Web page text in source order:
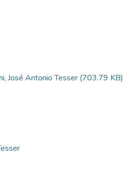
José Antonio Tesser (703.79 KB)